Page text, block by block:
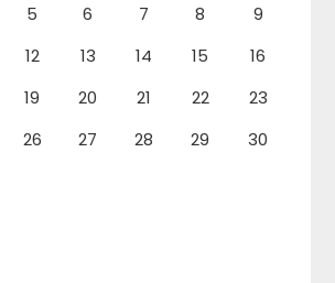
5 6 7 8
9
12 13 14 15
16
19 20 21 22
23
26 27 28 29
30